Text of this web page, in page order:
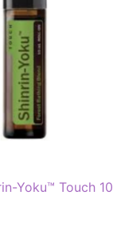
Yoku™ Touch 10